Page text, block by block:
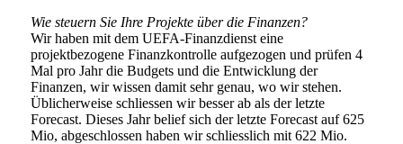
Wie steuern Sie Ihre Projekte über die Finanzen?
Wir haben mit dem UEFA-Finanzdienst eine
projektbezogene Finanzkontrolle aufgezogen und prüfen 4
Mal pro Jahr die Budgets und die Entwicklung der
Finanzen, wir wissen damit sehr genau, wo wir stehen.
Üblicherweise schliessen wir besser ab als der letzte
Forecast. Dieses Jahr belief sich der letzte Forecast auf 625
Mio, abgeschlossen haben wir schliesslich mit 622 Mio.